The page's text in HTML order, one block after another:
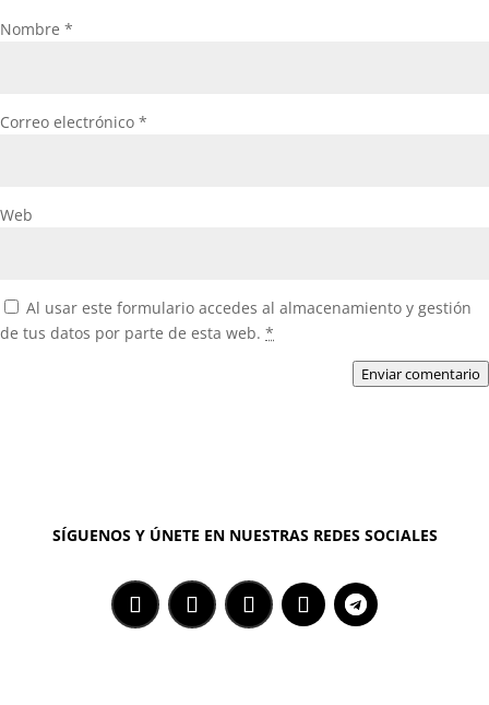
Nombre *
Correo electrónico *
Web
Al usar este formulario accedes al almacenamiento y gestión
de tus datos por parte de esta web. *
Enviar comentario
SÍGUENOS Y ÚNETE EN NUESTRAS REDES SOCIALES